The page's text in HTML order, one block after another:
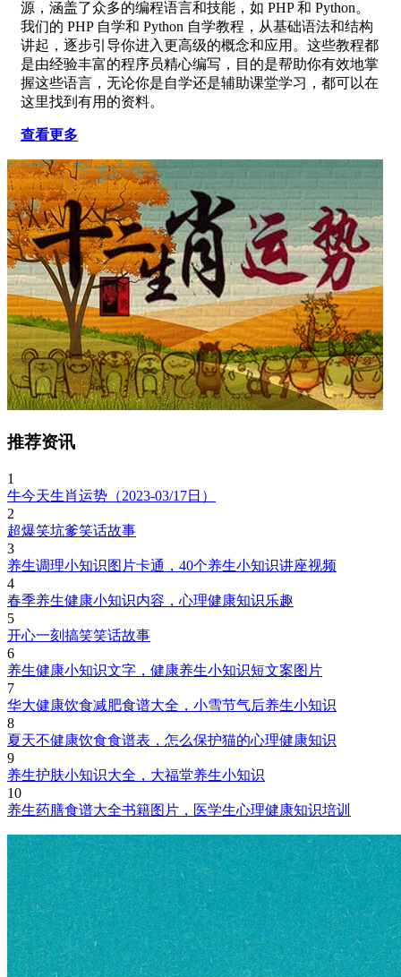
源，涵盖了众多的编程语言和技能，如 PHP 和 Python。
我们的 PHP 自学和 Python 自学教程，从基础语法和结构
讲起，逐步引导你进入更高级的概念和应用。这些教程都
是由经验丰富的程序员精心编写，目的是帮助你有效地掌
握这些语言，无论你是自学还是辅助课堂学习，都可以在
这里找到有用的资料。
查看更多
推荐资讯
1
牛今天生肖运势（2023-03/17日）
2
超爆笑坑爹笑话故事
3
养生调理小知识图片卡通，40个养生小知识讲座视频
4
春季养生健康小知识内容，心理健康知识乐趣
5
开心一刻搞笑笑话故事
6
养生健康小知识文字，健康养生小知识短文案图片
7
华大健康饮食减肥食谱大全，小雪节气后养生小知识
8
夏天不健康饮食食谱表，怎么保护猫的心理健康知识
9
养生护肤小知识大全，大福堂养生小知识
10
养生药膳食谱大全书籍图片，医学生心理健康知识培训